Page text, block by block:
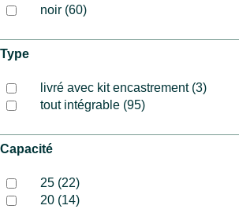
noir (60)
Type
livré avec kit encastrement (3)
tout intégrable (95)
Capacité
25 (22)
20 (14)